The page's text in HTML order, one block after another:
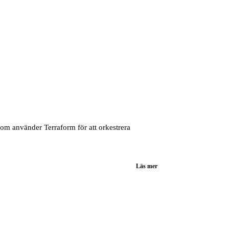
använder Terraform för att orkestrera
Läs mer